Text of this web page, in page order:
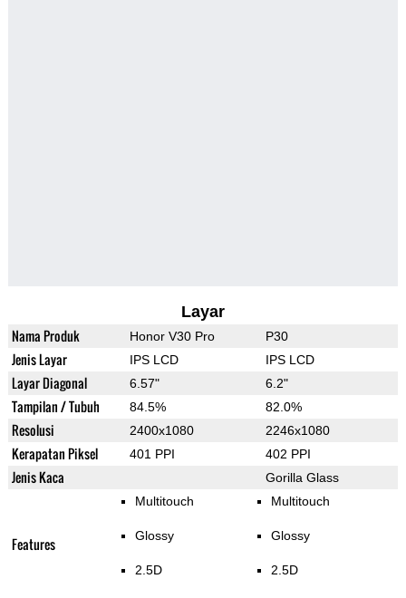
Layar
Nama Produk Honor V30 Pro P30
Jenis Layar IPS LCD IPS LCD
Layar Diagonal 6.57" 6.2"
Tampilan / Tubuh 84.5% 82.0%
Resolusi 2400x1080 2246x1080
Kerapatan Piksel 401 PPI 402 PPI
Jenis Kaca Gorilla Glass
Features
Multitouch
Glossy
2.5D
Multitouch
Glossy
2.5D